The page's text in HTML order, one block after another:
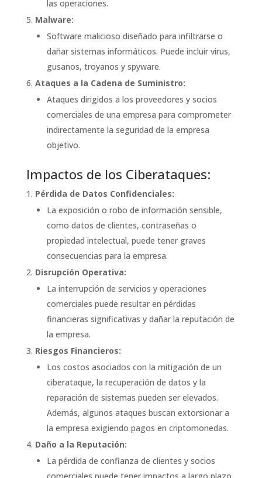
las operaciones.
Malware:
Software malicioso diseñado para infiltrarse o
dañar sistemas informáticos. Puede incluir virus,
gusanos, troyanos y spyware.
Ataques a la Cadena de Suministro:
Ataques dirigidos a los proveedores y socios
comerciales de una empresa para comprometer
indirectamente la seguridad de la empresa
objetivo.
Impactos de los Ciberataques:
Pérdida de Datos Confidenciales:
La exposición o robo de información sensible,
como datos de clientes, contraseñas o
propiedad intelectual, puede tener graves
consecuencias para la empresa.
Disrupción Operativa:
La interrupción de servicios y operaciones
comerciales puede resultar en pérdidas
financieras significativas y dañar la reputación de
la empresa.
Riesgos Financieros:
Los costos asociados con la mitigación de un
ciberataque, la recuperación de datos y la
reparación de sistemas pueden ser elevados.
Además, algunos ataques buscan extorsionar a
la empresa exigiendo pagos en criptomonedas.
Daño a la Reputación:
La pérdida de confianza de clientes y socios